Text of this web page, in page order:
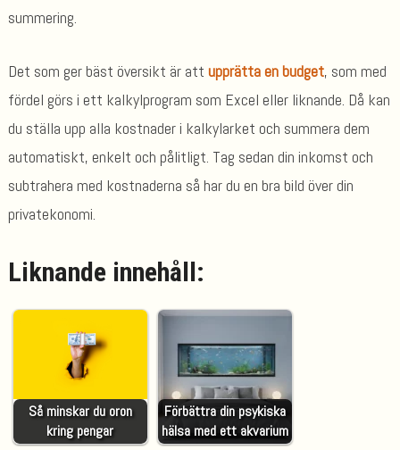
summering.
Det som ger bäst översikt är att upprätta en budget, som med
fördel görs i ett kalkylprogram som Excel eller liknande. Då kan
du ställa upp alla kostnader i kalkylarket och summera dem
automatiskt, enkelt och pålitligt. Tag sedan din inkomst och
subtrahera med kostnaderna så har du en bra bild över din
privatekonomi.
Liknande innehåll:
Så minskar du oron
kring pengar
Förbättra din psykiska
hälsa med ett akvarium